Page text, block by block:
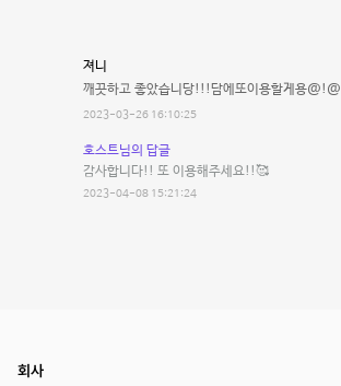
져니
깨끗하고 좋았습니당!!!담에또이용할게용@!@
2023-03-26 16:10:25
호스트님의 답글
감사합니다!! 또 이용해주세요!!🥰
2023-04-08 15:21:24
회사